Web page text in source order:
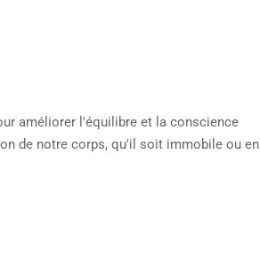
améliorer l'équilibre et la conscience
de notre corps, qu'il soit immobile ou en